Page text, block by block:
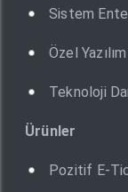
Sistem
Özel
Teknoloji
Ürünler
Pozitif E-